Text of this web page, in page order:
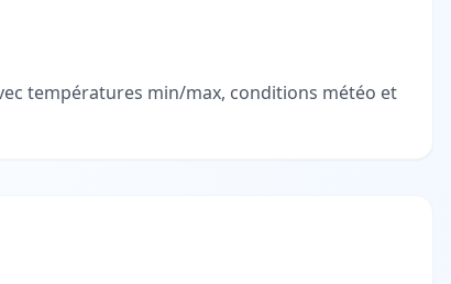
températures min/max, conditions météo et